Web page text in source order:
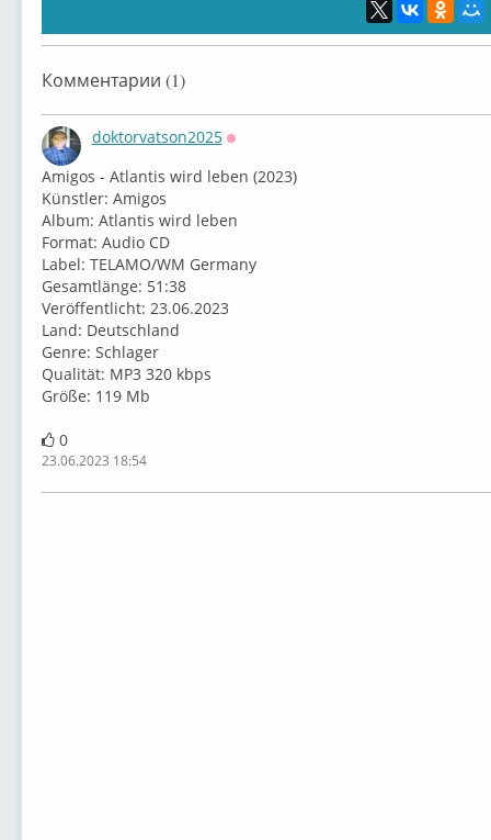
Комментарии (1)
doktorvatson2025
⁣Amigos - Atlantis wird leben (2023)
⁣Künstler: ⁣Amigos
⁣Album: Atlantis wird leben
⁣Format: Audio CD
⁣Label: TELAMO/WM Germany
⁣Gesamtlänge: 51:38
⁣Veröffentlicht: 23.06.2023
⁣Land: Deutschland
⁣Genre: Schlager
Qualität: MP3 320 kbps
Größe: 119 Mb
0
23.06.2023 18:54